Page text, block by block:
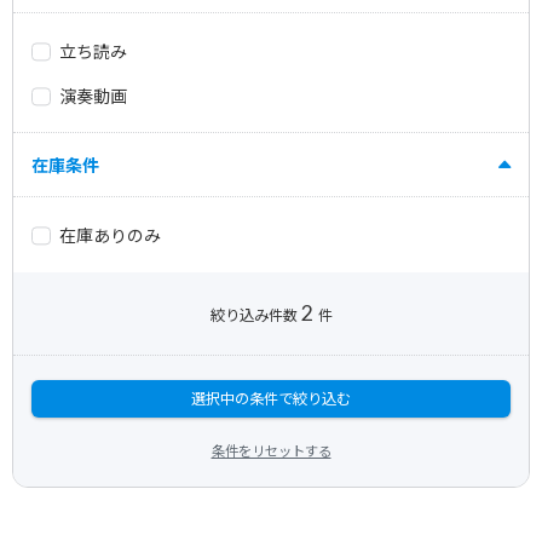
立ち読み
演奏動画
在庫条件
在庫ありのみ
絞り込み件数 2 件
選択中の条件で絞り込む
条件をリセットする